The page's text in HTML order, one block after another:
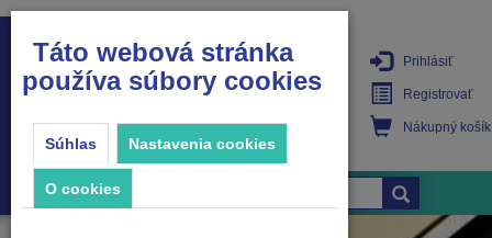
PRODUKTY
Prihlásiť
Registrovať
Nákupný košík
Táto webová stránka
používa súbory cookies
Súhlas Nastavenia cookies
O cookies